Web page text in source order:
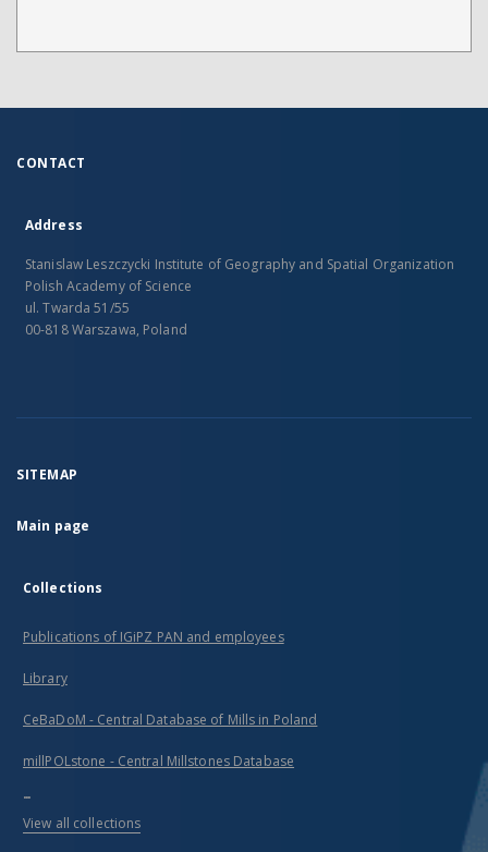
CONTACT
Address
Stanislaw Leszczycki Institute of Geography and Spatial Organization
Polish Academy of Science
ul. Twarda 51/55
00-818 Warszawa, Poland
SITEMAP
Main page
Collections
Publications of IGiPZ PAN and employees
Library
CeBaDoM - Central Database of Mills in Poland
millPOLstone - Central Millstones Database
...
View all collections